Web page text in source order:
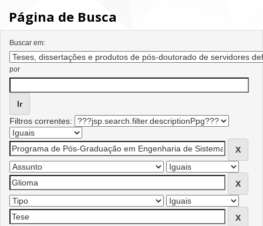
Página de Busca
Buscar em:
por
Filtros correntes: